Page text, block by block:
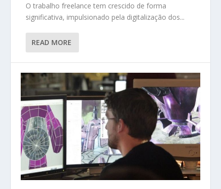
O trabalho freelance tem crescido de forma
significativa, impulsionado pela digitalização dos...
READ MORE